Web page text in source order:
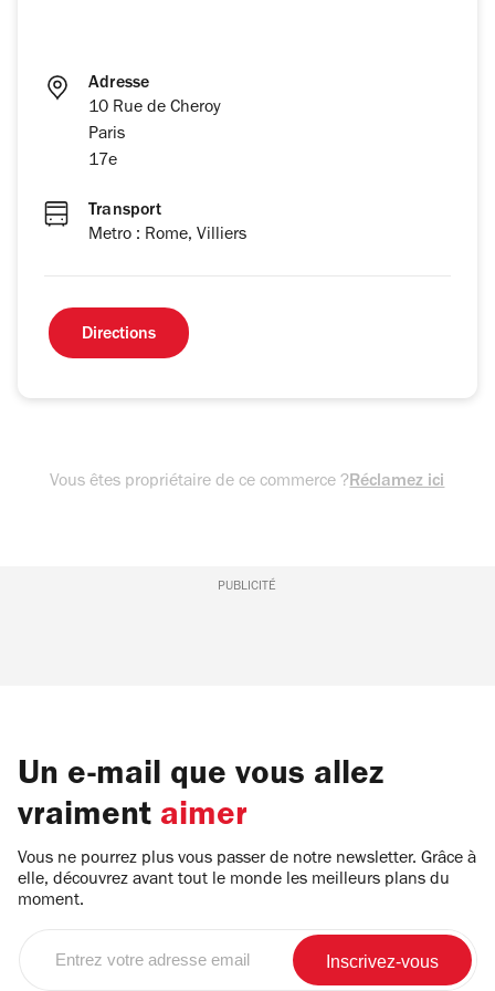
Adresse
10 Rue de Cheroy
Paris
17e
Transport
Metro : Rome, Villiers
Directions
Vous êtes propriétaire de ce commerce ?Réclamez ici
PUBLICITÉ
Un e-mail que vous allez
vraiment aimer
Vous ne pourrez plus vous passer de notre newsletter. Grâce à
elle, découvrez avant tout le monde les meilleurs plans du
moment.